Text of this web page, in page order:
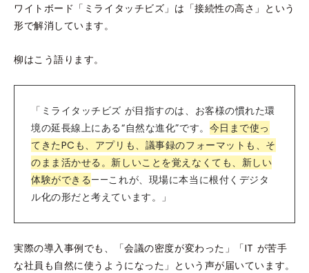
ワイトボード「ミライタッチビズ」は「接続性の高さ」という
形で解消しています。
柳はこう語ります。
「ミライタッチビズ が目指すのは、お客様の慣れた環
境の延長線上にある“自然な進化”です。 今日まで使っ
てきたPCも、アプリも、議事録のフォーマットも、そ
のまま活かせる。新しいことを覚えなくても、新しい
体験ができる——これが、現場に本当に根付くデジタ
ル化の形だと考えています。」
実際の導入事例でも、「会議の密度が変わった」「IT が苦手
な社員も自然に使うようになった」という声が届いています。